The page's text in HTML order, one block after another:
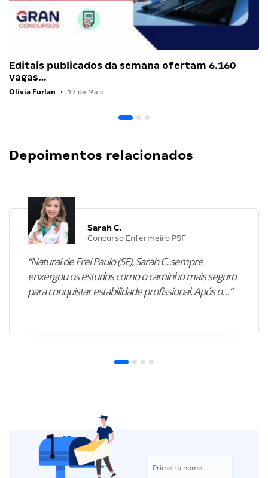
Editais publicados da semana ofertam 6.160
vagas…
Olivia Furlan • 17 de Maio
Depoimentos relacionados
Sarah C.
Concurso Enfermeiro PSF
“Natural de Frei Paulo (SE), Sarah C. sempre
enxergou os estudos como o caminho mais seguro
para conquistar estabilidade profissional. Após o…”